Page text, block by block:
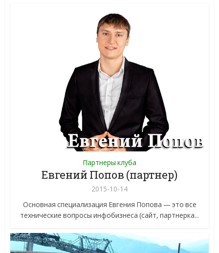
Партнеры клуба
Евгений Попов (партнер)
2015-10-14
Основная специализация Евгения Попова — это все
технические вопросы инфобизнеса (сайт, партнерка...